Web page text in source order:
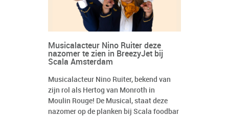
Musicalacteur Nino Ruiter deze
nazomer te zien in BreezyJet bij
Scala Amsterdam
Musicalacteur Nino Ruiter, bekend van
zijn rol als Hertog van Monroth in
Moulin Rouge! De Musical, staat deze
nazomer op de planken bij Scala foodbar